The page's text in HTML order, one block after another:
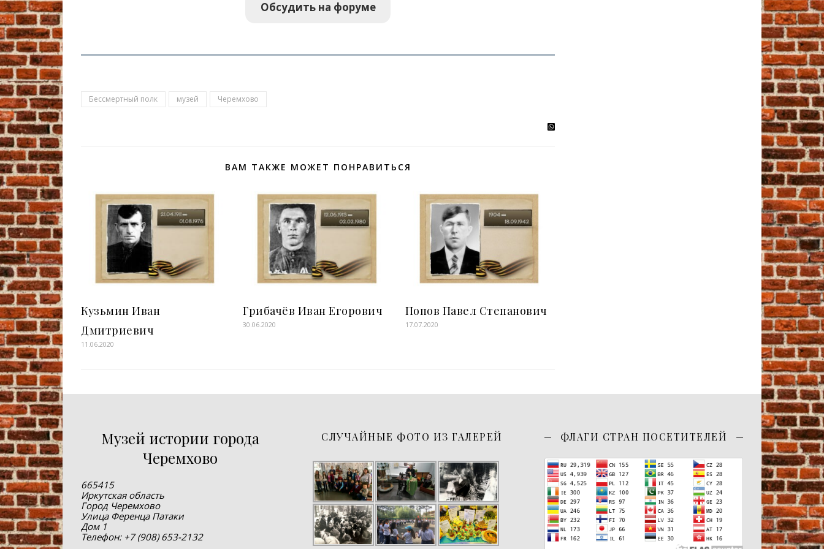
Обсудить на форуме
Бессмертный полк музей Черемхово
ВАМ ТАКЖЕ МОЖЕТ ПОНРАВИТЬСЯ
Кузьмин Иван
Дмитриевич
11.06.2020
Грибачёв Иван Егорович
30.06.2020
Попов Павел Степанович
17.07.2020
Музей истории города
Черемхово
665415
Иркутская область
Город Черемхово
Улица Ференца Патаки
Дом 1
Телефон: +7 (908) 653-2132
СЛУЧАЙНЫЕ ФОТО ИЗ ГАЛЕРЕЙ ФЛАГИ СТРАН ПОСЕТИТЕЛЕЙ